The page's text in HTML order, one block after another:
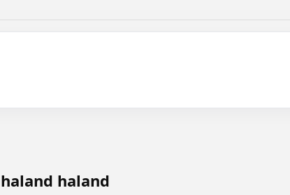
haland haland